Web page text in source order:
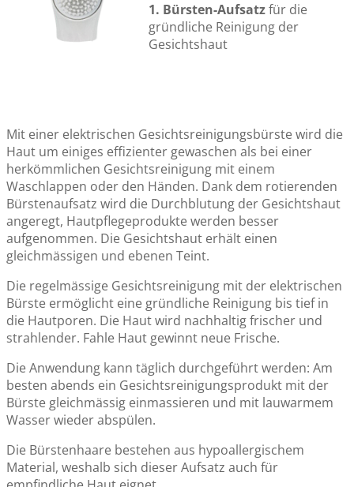
1. Bürsten-Aufsatzfür die
gründliche Reinigung der
Gesichtshaut
Mit einer elektrischen Gesichtsreinigungsbürste wird die
Haut um einiges effizienter gewaschen als bei einer
herkömmlichen Gesichtsreinigung mit einem
Waschlappen oder den Händen. Dank dem rotierenden
Bürstenaufsatz wird die Durchblutung der Gesichtshaut
angeregt, Hautpflegeprodukte werden besser
aufgenommen. Die Gesichtshaut erhält einen
gleichmässigen und ebenen Teint.
Die regelmässige Gesichtsreinigung mit der elektrischen
Bürste ermöglicht eine gründliche Reinigung bis tief in
die Hautporen. Die Haut wird nachhaltig frischer und
strahlender. Fahle Haut gewinnt neue Frische.
Die Anwendung kann täglich durchgeführt werden: Am
besten abends ein Gesichtsreinigungsprodukt mit der
Bürste gleichmässig einmassieren und mit lauwarmem
Wasser wieder abspülen.
Die Bürstenhaare bestehen aus hypoallergischem
Material, weshalb sich dieser Aufsatz auch für